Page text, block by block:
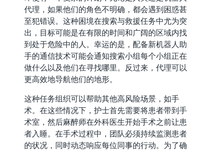
代理，如果他们的角色不明确，都会遇到困惑甚
至犯错误。这种困境在搜索与救援任务中尤为突
出，目标可能是在有限的时间和广阔的区域内找
到处于危险中的人。幸运的是，配备新机器人助
手的通信技术可能会通知搜索小组每个小组正在
做什么以及他们在寻找哪里。反过来，代理可以
更高效地导航他们的地形。
这种任务组织可以帮助其他高风险场景，如手
术。在这些情况下，护士首先需要将患者带到手
术室，然后麻醉师在外科医生开始手术之前让患
者入睡。在手术过程中，团队必须持续监测患者
的状况，同时动态响应每位同事的行动。为了确